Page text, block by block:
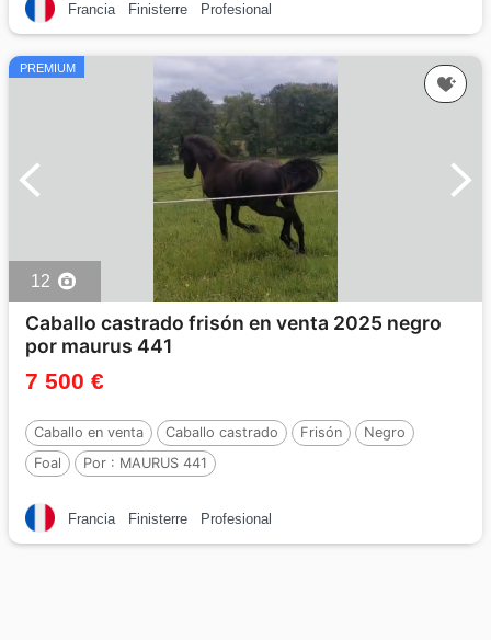
Francia Finisterre Profesional
PREMIUM
12
Caballo castrado frisón en venta 2025 negro
por maurus 441
7 500 €
Caballo en venta Caballo castrado Frisón
Negro
Foal
Por : MAURUS 441
Francia Finisterre Profesional